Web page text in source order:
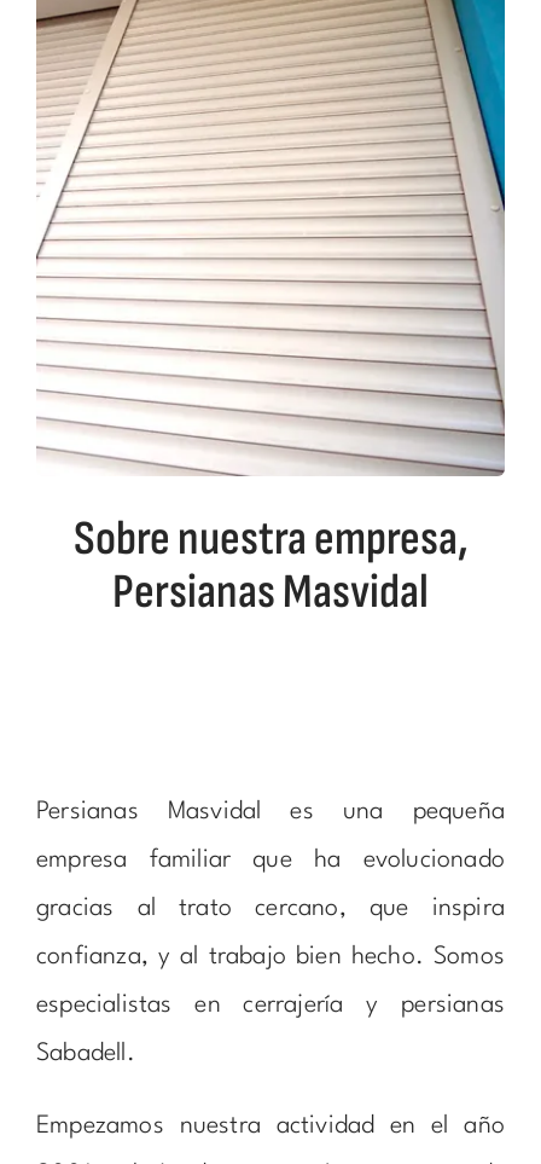
Sobre nuestra empresa,
Persianas Masvidal
Persianas Masvidal es una pequeña
empresa familiar que ha evolucionado
gracias al trato cercano, que inspira
confianza, y al trabajo bien hecho. Somos
especialistas en cerrajería y persianas
Sabadell.
Empezamos nuestra actividad en el año